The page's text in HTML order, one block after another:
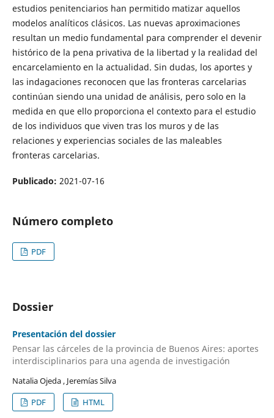
estudios penitenciarios han permitido matizar aquellos
modelos analíticos clásicos. Las nuevas aproximaciones
resultan un medio fundamental para comprender el devenir
histórico de la pena privativa de la libertad y la realidad del
encarcelamiento en la actualidad. Sin dudas, los aportes y
las indagaciones reconocen que las fronteras carcelarias
continúan siendo una unidad de análisis, pero solo en la
medida en que ello proporciona el contexto para el estudio
de los individuos que viven tras los muros y de las
relaciones y experiencias sociales de las maleables
fronteras carcelarias.
Publicado: 2021-07-16
Número completo
PDF
Dossier
Presentación del dossier
Pensar las cárceles de la provincia de Buenos Aires: aportes
interdisciplinarios para una agenda de investigación
Natalia Ojeda , Jeremías Silva
PDF
HTML